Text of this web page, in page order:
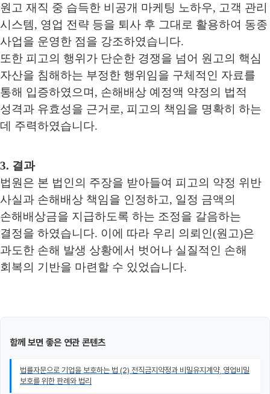
원고 재직 중 습득한 비공개 마케팅 노하우, 고객 관리
시스템, 영업 전략 등을 퇴사 후 그대로 활용하여 동종
사업을 운영한 점을 강조하였습니다.
또한 피고의 행위가 단순한 경쟁을 넘어 원고의 핵심
자산을 침해하는 부정한 행위임을 구체적인 자료를
통해 입증하였으며, 손해배상 예정액 약정의 법적
성격과 유효성을 근거로, 피고의 책임을 명확히 하는
데 주력하였습니다.
3. 결과
법원은 본 법인의 주장을 받아들여 피고의 약정 위반
사실과 손해배상 책임을 인정하고, 일정 금액의
손해배상금을 지급하도록 하는 조정을 갈음하는
결정을 하였습니다. 이에 따라 우리 의뢰인(원고)은
과도한 손해 발생 상황에서 벗어나 실질적인 손해
회복의 기반을 마련할 수 있었습니다.
함께 보면 좋은 연관 콘텐츠
법률자문으로 기업을 보호하는 법 (2) 전직금지약정과 비밀유지계약, 영업비밀
보호를 위한 판례와 법리